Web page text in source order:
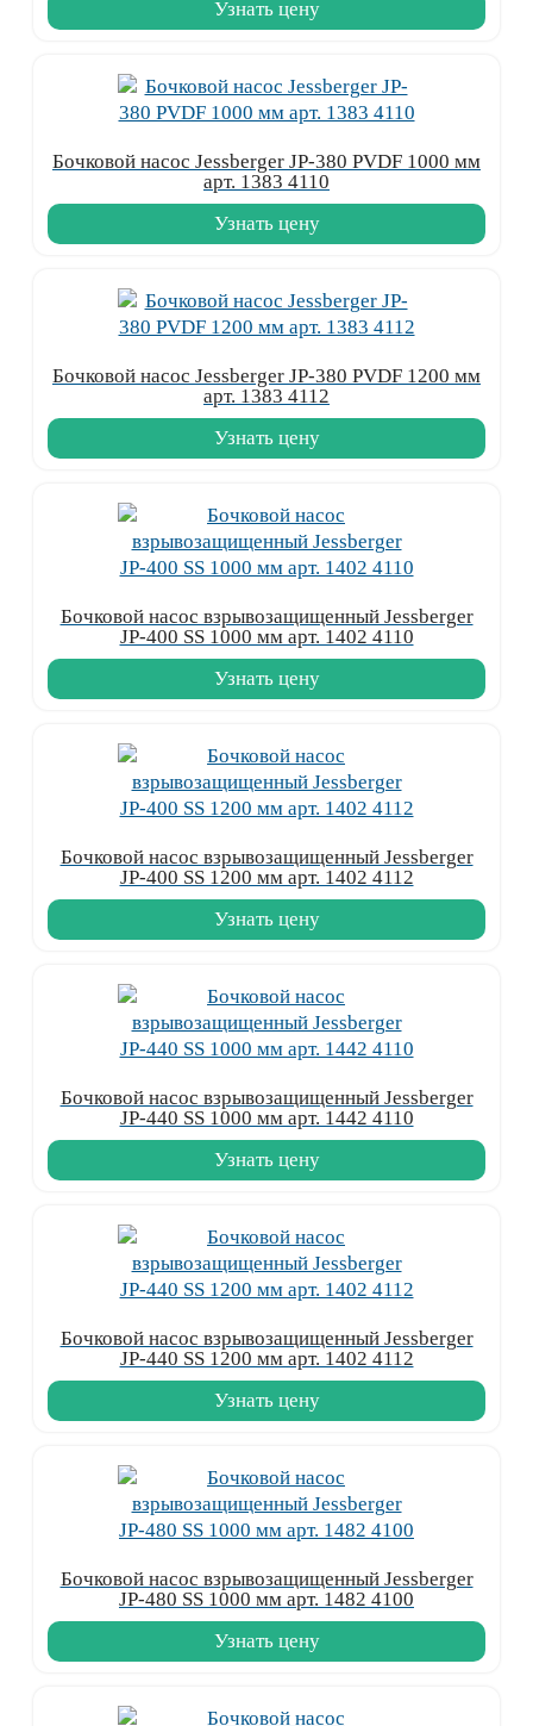
Узнать цену
Бочковой насос Jessberger JP-380 PVDF 1000 мм
арт. 1383 4110
Узнать цену
Бочковой насос Jessberger JP-380 PVDF 1200 мм
арт. 1383 4112
Узнать цену
Бочковой насос взрывозащищенный Jessberger
JP-400 SS 1000 мм арт. 1402 4110
Узнать цену
Бочковой насос взрывозащищенный Jessberger
JP-400 SS 1200 мм арт. 1402 4112
Узнать цену
Бочковой насос взрывозащищенный Jessberger
JP-440 SS 1000 мм арт. 1442 4110
Узнать цену
Бочковой насос взрывозащищенный Jessberger
JP-440 SS 1200 мм арт. 1402 4112
Узнать цену
Бочковой насос взрывозащищенный Jessberger
JP-480 SS 1000 мм арт. 1482 4100
Узнать цену